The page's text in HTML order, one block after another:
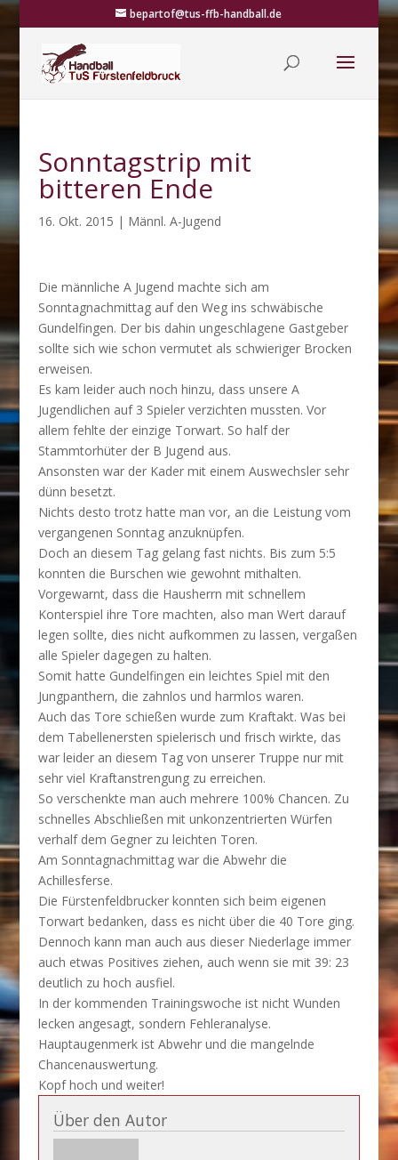
bepartof@tus-ffb-handball.de
Sonntagstrip mit
bitteren Ende
16. Okt. 2015 | Männl. A-Jugend
Die männliche A Jugend machte sich am
Sonntagnachmittag auf den Weg ins schwäbische
Gundelfingen. Der bis dahin ungeschlagene Gastgeber
sollte sich wie schon vermutet als schwieriger Brocken
erweisen.
Es kam leider auch noch hinzu, dass unsere A
Jugendlichen auf 3 Spieler verzichten mussten. Vor
allem fehlte der einzige Torwart. So half der
Stammtorhüter der B Jugend aus.
Ansonsten war der Kader mit einem Auswechsler sehr
dünn besetzt.
Nichts desto trotz hatte man vor, an die Leistung vom
vergangenen Sonntag anzuknüpfen.
Doch an diesem Tag gelang fast nichts. Bis zum 5:5
konnten die Burschen wie gewohnt mithalten.
Vorgewarnt, dass die Hausherrn mit schnellem
Konterspiel ihre Tore machten, also man Wert darauf
legen sollte, dies nicht aufkommen zu lassen, vergaßen
alle Spieler dagegen zu halten.
Somit hatte Gundelfingen ein leichtes Spiel mit den
Jungpanthern, die zahnlos und harmlos waren.
Auch das Tore schießen wurde zum Kraftakt. Was bei
dem Tabellenersten spielerisch und frisch wirkte, das
war leider an diesem Tag von unserer Truppe nur mit
sehr viel Kraftanstrengung zu erreichen.
So verschenkte man auch mehrere 100% Chancen. Zu
schnelles Abschließen mit unkonzentrierten Würfen
verhalf dem Gegner zu leichten Toren.
Am Sonntagnachmittag war die Abwehr die
Achillesferse.
Die Fürstenfeldbrucker konnten sich beim eigenen
Torwart bedanken, dass es nicht über die 40 Tore ging.
Dennoch kann man auch aus dieser Niederlage immer
auch etwas Positives ziehen, auch wenn sie mit 39: 23
deutlich zu hoch ausfiel.
In der kommenden Trainingswoche ist nicht Wunden
lecken angesagt, sondern Fehleranalyse.
Hauptaugenmerk ist Abwehr und die mangelnde
Chancenauswertung.
Kopf hoch und weiter!
Über den Autor